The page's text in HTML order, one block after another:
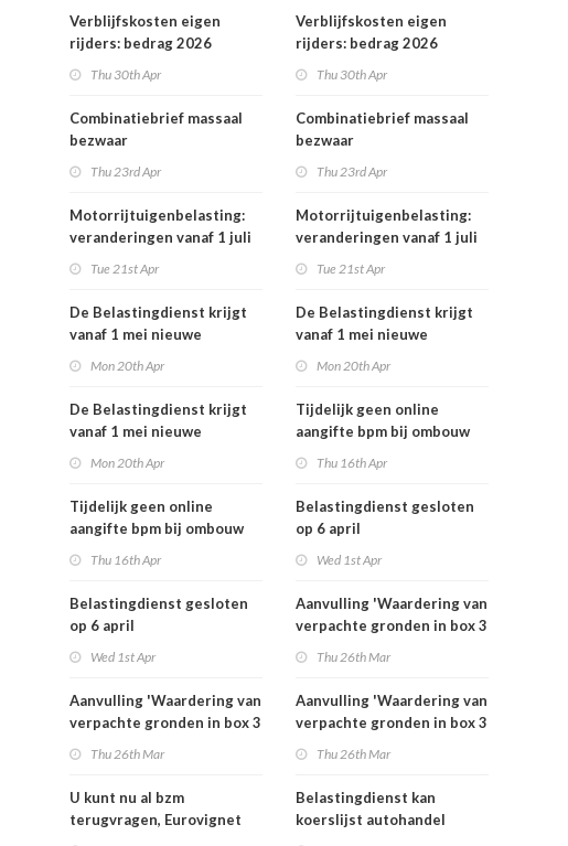
Verblijfskosten eigen
rijders: bedrag 2026
Thu 30th Apr
Combinatiebrief massaal
bezwaar
niet meer mogelijk
Thu 23rd Apr
Motorrijtuigenbelasting:
veranderingen vanaf 1 juli
Tue 21st Apr
De Belastingdienst krijgt
vanaf 1 mei nieuwe
Mon 20th Apr
De Belastingdienst krijgt
vanaf 1 mei nieuwe
Mon 20th Apr
Tijdelijk geen online
aangifte bpm bij ombouw
Thu 16th Apr
Belastingdienst gesloten
op 6 april
Wed 1st Apr
Aanvulling 'Waardering van
verpachte gronden in box 3
Thu 26th Mar
U kunt nu al bzm
terugvragen, Eurovignet
Verblijfskosten eigen
rijders: bedrag 2026
Thu 30th Apr
Combinatiebrief massaal
bezwaar
niet meer mogelijk
Thu 23rd Apr
Motorrijtuigenbelasting:
veranderingen vanaf 1 juli
Tue 21st Apr
De Belastingdienst krijgt
vanaf 1 mei nieuwe
Mon 20th Apr
Tijdelijk geen online
aangifte bpm bij ombouw
Thu 16th Apr
Belastingdienst gesloten
op 6 april
Wed 1st Apr
Aanvulling 'Waardering van
verpachte gronden in box 3
Thu 26th Mar
Aanvulling 'Waardering van
verpachte gronden in box 3
Thu 26th Mar
Belastingdienst kan
koerslijst autohandel